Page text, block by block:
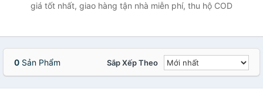
The Face
giá tốt nhất, giao hàng tận nhà miễn phí, thu hộ COD
0 Sản Phẩm Sắp Xếp Theo